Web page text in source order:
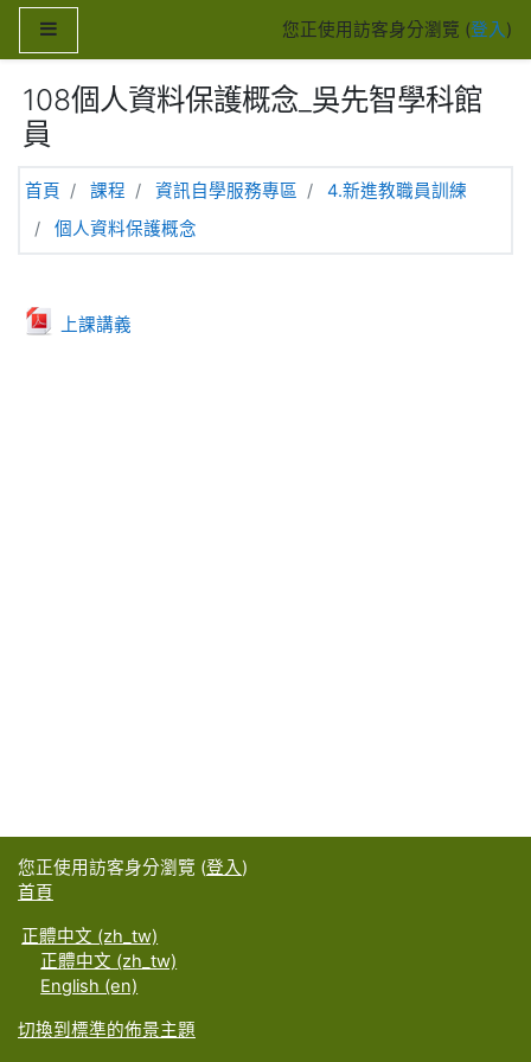
跳至主內容
您正使用訪客身分瀏覽 (登入)
108個人資料保護概念_吳先智學科館
員
首頁 課程 資訊自學服務專區
4.新進教職員訓練
個人資料保護概念
主題大綱
一般 上課講義
檔案
您正使用訪客身分瀏覽 (登入)
首頁
正體中文 ‎(zh_tw)‎
正體中文 ‎(zh_tw)‎
English ‎(en)‎
切換到標準的佈景主題